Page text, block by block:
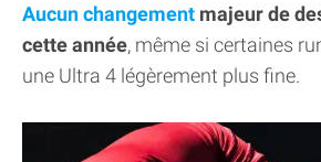
Aucun changement majeur de
cette année, même si certaines
une Ultra 4 légèrement plus fine.